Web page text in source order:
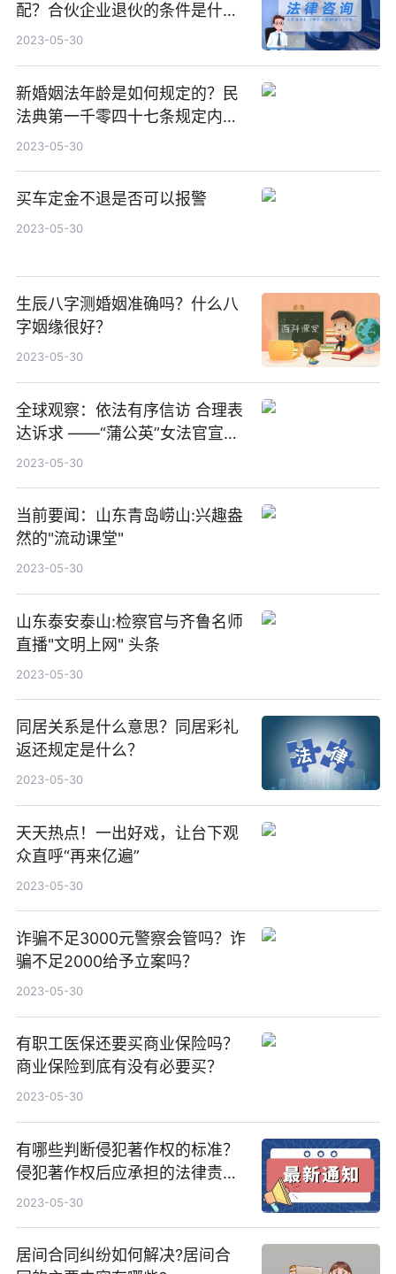
配？合伙企业退伙的条件是什
么？
2023-05-30
新婚姻法年龄是如何规定的？民
法典第一千零四十七条规定内容
有什么？
2023-05-30
买车定金不退是否可以报警
2023-05-30
生辰八字测婚姻准确吗？什么八
字姻缘很好？
2023-05-30
全球观察：依法有序信访 合理表
达诉求 ——“蒲公英”女法官宣讲
团进社区
2023-05-30
当前要闻：山东青岛崂山:兴趣盎
然的"流动课堂"
2023-05-30
山东泰安泰山:检察官与齐鲁名师
直播"文明上网" 头条
2023-05-30
同居关系是什么意思？同居彩礼
返还规定是什么？
2023-05-30
天天热点！一出好戏，让台下观
众直呼“再来亿遍”
2023-05-30
诈骗不足3000元警察会管吗？诈
骗不足2000给予立案吗？
2023-05-30
有职工医保还要买商业保险吗？
商业保险到底有没有必要买？
2023-05-30
有哪些判断侵犯著作权的标准？
侵犯著作权后应承担的法律责任
是什么？
2023-05-30
居间合同纠纷如何解决?居间合